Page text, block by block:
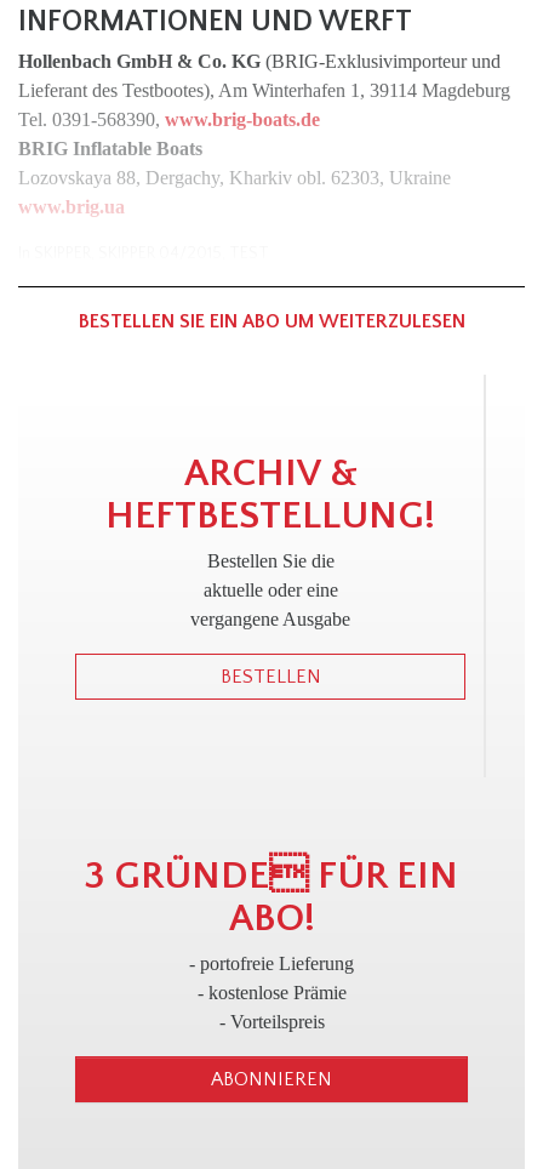
INFORMATIONEN UND WERFT
Hollenbach GmbH & Co. KG (BRIG-Exklusivimporteur und
Lieferant des Testbootes), Am Winterhafen 1, 39114 Magdeburg
Tel. 0391-568390, www.brig-boats.de
BRIG Inflatable Boats
Lozovskaya 88, Dergachy, Kharkiv obl. 62303, Ukraine
www.brig.ua
BESTELLEN SIE EIN ABO UM WEITERZULESEN
!
ARCHIV &
HEFTBESTELLUNG!
Bestellen Sie die
aktuelle oder eine
vergangene Ausgabe
BESTELLEN
3
3 GRÜNDE FÜR EIN
ABO!
- portofreie Lieferung
- kostenlose Prämie
- Vorteilspreis
ABONNIEREN